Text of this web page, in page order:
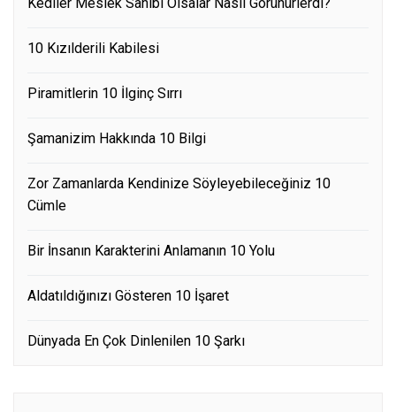
10 Kızılderili Kabilesi
Piramitlerin 10 İlginç Sırrı
Şamanizim Hakkında 10 Bilgi
Zor Zamanlarda Kendinize Söyleyebileceğiniz 10
Cümle
Bir İnsanın Karakterini Anlamanın 10 Yolu
Aldatıldığınızı Gösteren 10 İşaret
Dünyada En Çok Dinlenilen 10 Şarkı